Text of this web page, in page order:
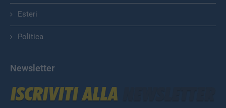
Esteri
Politica
Newsletter